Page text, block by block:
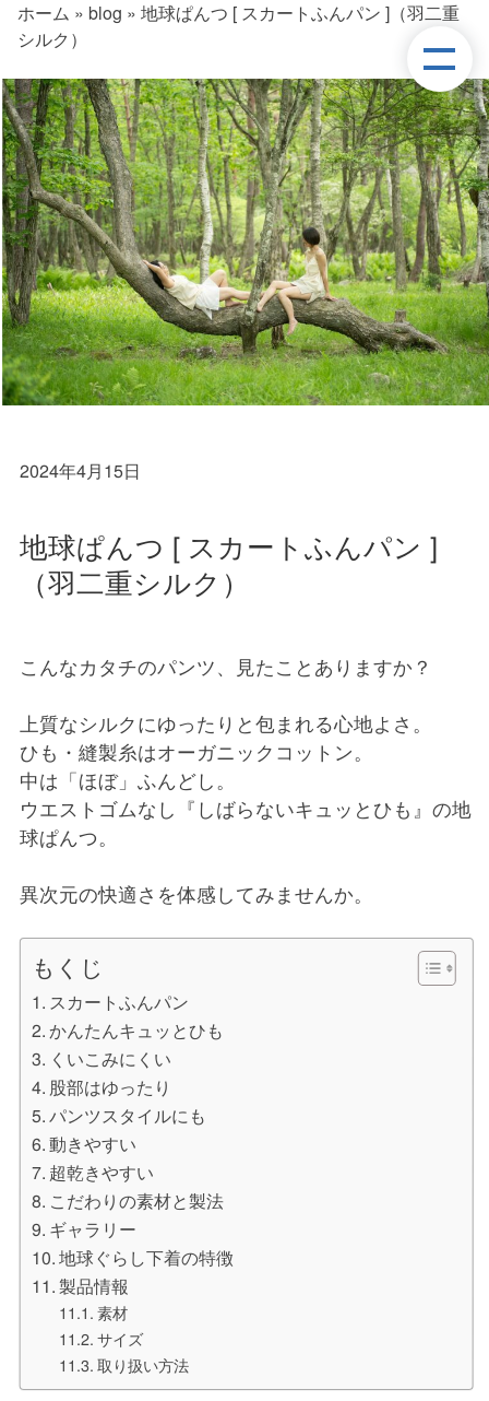
ホーム » blog » 地球ぱんつ [ スカートふんパン ]（羽二重
シルク）
2024年4月15日
地球ぱんつ [ スカートふんパン ]
（羽二重シルク）
こんなカタチのパンツ、見たことありますか？
上質なシルクにゆったりと包まれる心地よさ。
ひも・縫製糸はオーガニックコットン。
中は「ほぼ」ふんどし。
ウエストゴムなし『しばらないキュッとひも』の地
球ぱんつ。
異次元の快適さを体感してみませんか。
もくじ
スカートふんパン
かんたんキュッとひも
くいこみにくい
股部はゆったり
パンツスタイルにも
動きやすい
超乾きやすい
こだわりの素材と製法
ギャラリー
地球ぐらし下着の特徴
製品情報
素材
サイズ
取り扱い方法